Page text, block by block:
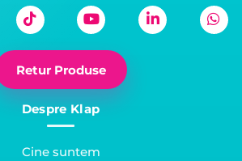
Retur Produse
Despre Klap
Cine suntem